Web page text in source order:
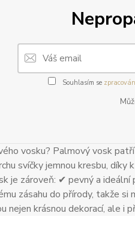
Souhlasím se
vosku? Palmový vosk
svíčky jemnou kresbu,
je zároveň: ✔ pevný a
zásahu do přírody, takže
krásnou dekorací, ale i